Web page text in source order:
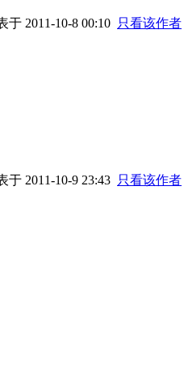
于 2011-10-8 00:10 只看该作者
于 2011-10-9 23:43 只看该作者